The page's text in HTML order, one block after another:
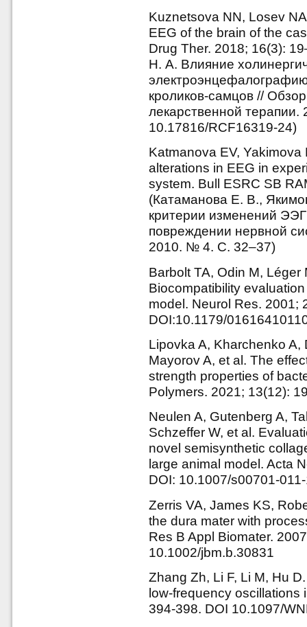
Kuznetsova NN, Losev
EEG of the brain of the
Drug Ther. 2018; 16(3):
Н. А. Влияние
кроликов-самцов //
лекарственной
10.17816/RCF16319-24)
Katmanova EV,
alterations in EEG in
system. Bull ESRC SB
(Катаманова Е. В.,
критерии изменений
повреждении нервной
2010. № 4. С. 32–37)
Barbolt TA, Odin M,
Biocompatibility
model. Neurol Res. 2001;
DOI:10.1179/
Lipovka A, Kharchenko A,
Mayorov A, et al. The
strength properties of
Polymers. 2021; 13(12):
Neulen A, Gutenberg A,
Schzeffer W, et al.
novel semisynthetic
large animal model. Acta
DOI: 10.1007/s00701-
Zerris VA, James KS,
the dura mater with
Res B Appl Biomater.
10.1002/jbm.b.30831
Zhang Zh, Li F, Li M, Hu
low-frequency oscillations
394-398. DOI 10.1097/